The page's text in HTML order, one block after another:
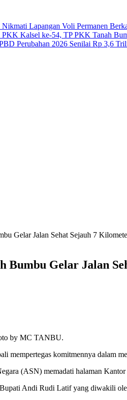
Lapangan Voli Permanen
Kalsel ke-54, TP PKK Tanah
Perubahan 2026 Senilai Rp 3,6
Gelar Jalan Sehat Sejauh 7
Bumbu Gelar Jalan
by MC TANBU.
mempertegas komitmennya dalam
(ASN) memadati halaman
Andi Rudi Latif yang diwakili